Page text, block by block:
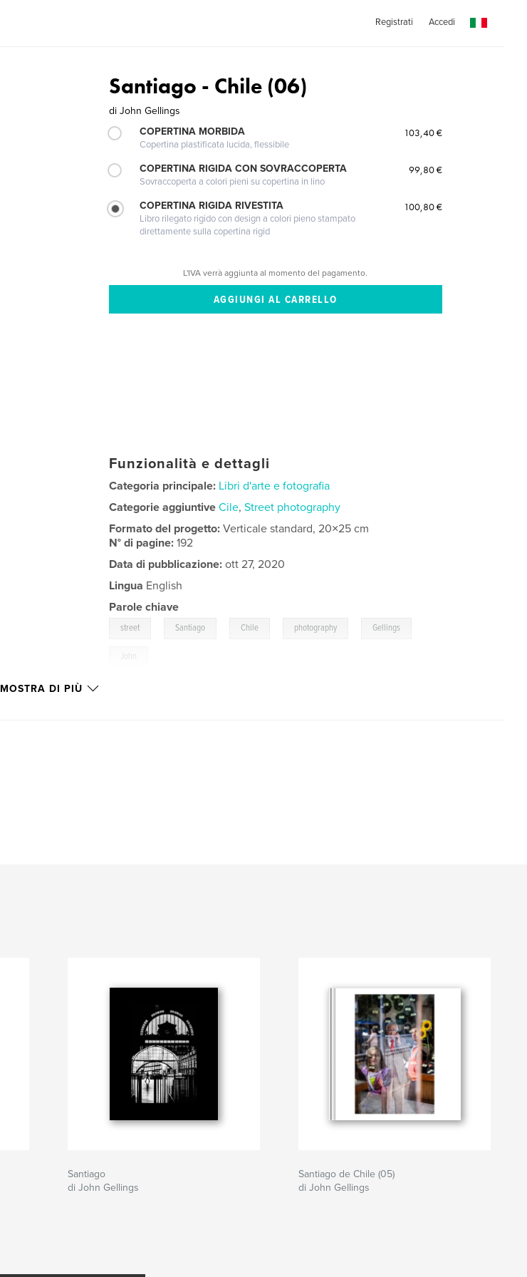
Registrati Accedi
Santiago - Chile (06)
di John Gellings
COPERTINA MORBIDA
Copertina plastificata lucida, flessibile
103,40 €
COPERTINA RIGIDA CON SOVRACCOPERTA
Sovraccoperta a colori pieni su copertina in lino
99,80 €
COPERTINA RIGIDA RIVESTITA
Libro rilegato rigido con design a colori pieno stampato
direttamente sulla copertina rigid
100,80 €
L'IVA verrà aggiunta al momento del pagamento.
Funzionalità e dettagli
Categoria principale: Libri d'arte e fotografia
Categorie aggiuntive Cile,Street photography
Formato del progetto:Verticale standard, 20×25 cm
N° di pagine:192
Data di pubblicazione: ott 27, 2020
Lingua English
Parole chiave
street Santiago Chile photography Gellings
John
MOSTRA DI PIÙ
Santiago
di John Gellings
Santiago de Chile (05)
di John Gellings